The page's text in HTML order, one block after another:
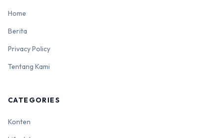
Home
Berita
Privacy Policy
Tentang Kami
CATEGORIES
Konten